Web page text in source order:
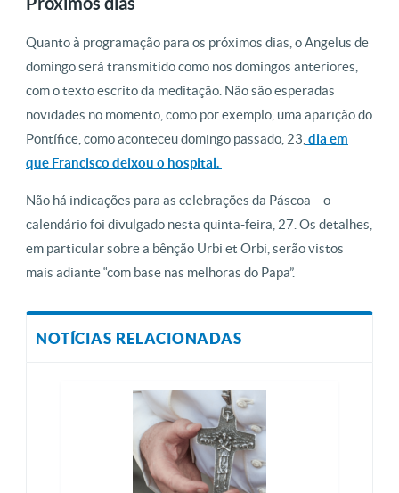
Quanto à programação para os próximos dias, o Angelus de
domingo será transmitido como nos domingos anteriores,
com o texto escrito da meditação. Não são esperadas
novidades no momento, como por exemplo, uma aparição do
Pontífice, como aconteceu domingo passado, 23, dia em
que Francisco deixou o hospital.
Não há indicações para as celebrações da Páscoa – o
calendário foi divulgado nesta quinta-feira, 27. Os detalhes,
em particular sobre a bênção Urbi et Orbi, serão vistos
mais adiante “com base nas melhoras do Papa”.
NOTÍCIAS RELACIONADAS